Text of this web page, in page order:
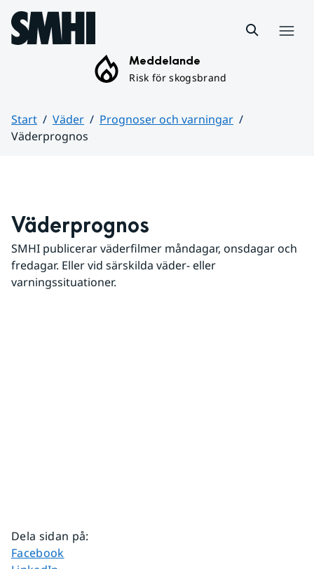
Hoppa till sidans innehåll
Meddelande
Risk för skogsbrand
Start Väder
Prognoser och varningar
Väderprognos
Väderprognos
SMHI publicerar väderfilmer måndagar, onsdagar och
fredagar. Eller vid särskilda väder- eller
varningssituationer.
Dela sidan på:
Dela sidan på
Facebook